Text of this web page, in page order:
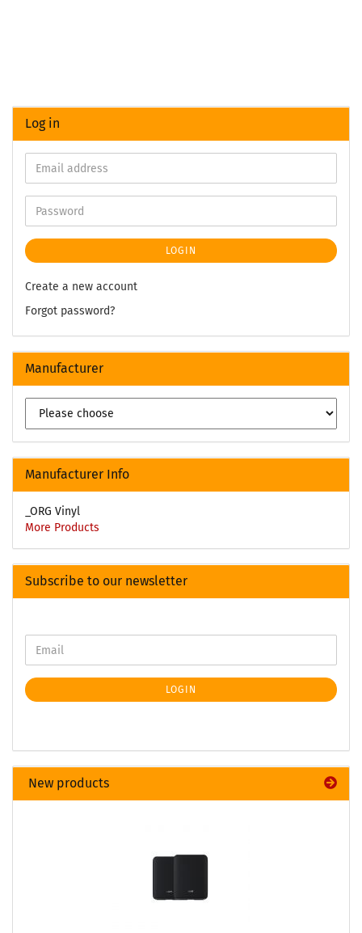
Log in
LOGIN
Create a new account
Forgot password?
Manufacturer
Manufacturer Info
_ORG Vinyl
More Products
Subscribe to our newsletter
LOGIN
New products